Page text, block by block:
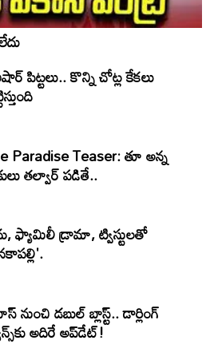
పిట్టలు.. కొన్ని చోట్ల కేకలు
Paradise Teaser: తూ అన్న
తల్వార్ పడితే..
ఫ్యామిలీ డ్రామా, ట్విస్టులతో
నుంచి డబుల్ బ్లాస్ట్.. డార్లింగ్
అదిరే అప్‌డేట్!